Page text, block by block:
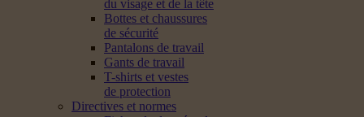
du visage et de la tête
Bottes et chaussures
de sécurité
Pantalons de travail
Gants de travail
T-shirts et vestes
de protection
Directives et normes